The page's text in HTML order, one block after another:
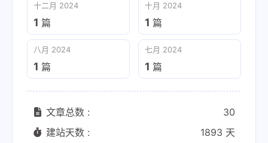
十二月 2024
1 篇
十月 2024
1 篇
八月 2024
1 篇
七月 2024
1 篇
文章总数 :
30
建站天数 :
1893 天